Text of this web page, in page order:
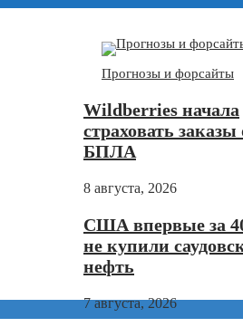
Прогнозы и форсайты
Wildberries начала
страховать заказы
БПЛА
8 августа, 2026
США впервые за
не купили
нефть
7 августа, 2026